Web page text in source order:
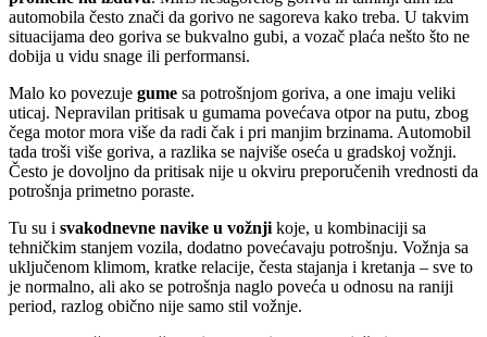
automobila često znači da gorivo ne sagoreva kako treba. U takvim
situacijama deo goriva se bukvalno gubi, a vozač plaća nešto što ne
dobija u vidu snage ili performansi.
Malo ko povezuje gume sa potrošnjom goriva, a one imaju veliki
uticaj. Nepravilan pritisak u gumama povećava otpor na putu, zbog
čega motor mora više da radi čak i pri manjim brzinama. Automobil
tada troši više goriva, a razlika se najviše oseća u gradskoj vožnji.
Često je dovoljno da pritisak nije u okviru preporučenih vrednosti da
potrošnja primetno poraste.
Tu su i svakodnevne navike u vožnji koje, u kombinaciji sa
tehničkim stanjem vozila, dodatno povećavaju potrošnju. Vožnja sa
uključenom klimom, kratke relacije, česta stajanja i kretanja – sve to
je normalno, ali ako se potrošnja naglo poveća u odnosu na raniji
period, razlog obično nije samo stil vožnje.